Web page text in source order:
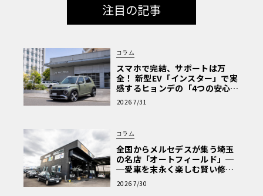
注目の記事
コラム
スマホで完結、サポートは万
全！ 新型EV「インスター」で実
感するヒョンデの「4つの安心」
【第1回・ヒョンデ6つの疑問：
Why? Hyundai?】〈PR〉
2026 7/31
コラム
全国からメルセデスが集う埼玉
の名店「オートフィールド」─
─愛車を末永く楽しむ賢い修理
術と、プロがフックス製オイル
を選ぶ理由〈PR〉
2026 7/30